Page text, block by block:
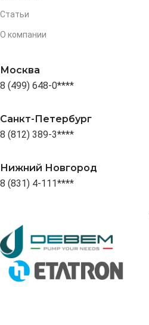
Статьи
О компании
Москва
8 (499) 648-0****
Санкт-Петербург
8 (812) 389-3****
Нижний Новгород
8 (831) 4-111****